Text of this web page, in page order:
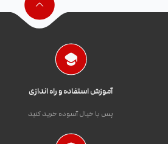
آموزش استفاده و راه اندازی
پس با خیال آسوده خرید کنید